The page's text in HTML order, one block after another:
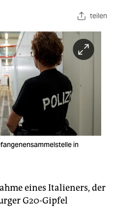
teilen
in
eines Italieners, der
G20-Gipfel